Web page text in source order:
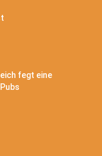
fegt eine